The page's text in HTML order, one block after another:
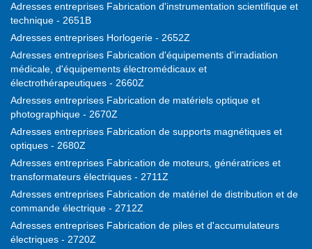
Adresses entreprises Fabrication d'instrumentation scientifique et
technique - 2651B
Adresses entreprises Horlogerie - 2652Z
Adresses entreprises Fabrication d'équipements d'irradiation
médicale, d'équipements électromédicaux et
électrothérapeutiques - 2660Z
Adresses entreprises Fabrication de matériels optique et
photographique - 2670Z
Adresses entreprises Fabrication de supports magnétiques et
optiques - 2680Z
Adresses entreprises Fabrication de moteurs, génératrices et
transformateurs électriques - 2711Z
Adresses entreprises Fabrication de matériel de distribution et de
commande électrique - 2712Z
Adresses entreprises Fabrication de piles et d'accumulateurs
électriques - 2720Z